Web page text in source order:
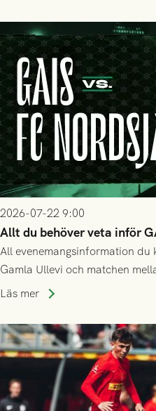
2026-07-22 9:00
Allt du behöver veta inför
All evenemangsinformation
Gamla Ullevi och matchen
kvalet till Conference League!
Läs mer